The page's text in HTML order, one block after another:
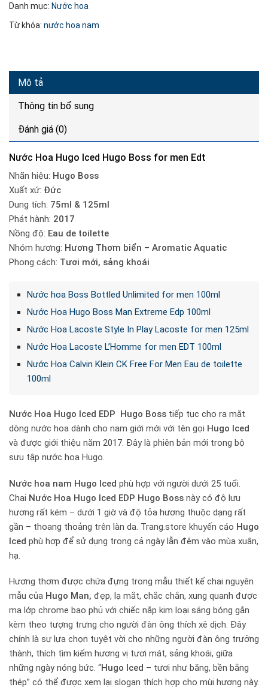
Danh mục: Nước hoa
Từ khóa: nước hoa nam
Mô tả
Thông tin bổ sung
Đánh giá (0)
Nước Hoa Hugo Iced Hugo Boss for men Edt
Nhãn hiệu: Hugo Boss
Xuất xứ: Đức
Dung tích: 75ml & 125ml
Phát hành: 2017
Nồng độ: Eau de toilette
Nhóm hương: Hương Thơm biển – Aromatic Aquatic
Phong cách: Tươi mới, sảng khoái
Nước hoa Boss Bottled Unlimited for men 100ml
Nước Hoa Hugo Boss Man Extreme Edp 100ml
Nước Hoa Lacoste Style In Play Lacoste for men 125ml
Nước Hoa Lacoste L’Homme for men EDT 100ml
Nước Hoa Calvin Klein CK Free For Men Eau de toilette
100ml
Nước Hoa Hugo Iced EDP Hugo Boss tiếp tục cho ra mắt
dòng nước hoa dành cho nam giới mới với tên gọi Hugo Iced
và được giới thiệu năm 2017. Đây là phiên bản mới trong bộ
sưu tập nước hoa Hugo.
Nước hoa nam Hugo Iced phù hợp với người dưới 25 tuổi.
Chai Nước Hoa Hugo Iced EDP Hugo Boss này có độ lưu
hương rất kém – dưới 1 giờ và độ tỏa hương thuộc dạng rất
gần – thoang thoảng trên làn da. Trang.store khuyến cáo Hugo
Iced phù hợp để sử dụng trong cả ngày lẫn đêm vào mùa xuân,
hạ.
Hương thơm được chứa đựng trong mẫu thiết kế chai nguyên
mẫu của Hugo Man, đẹp, lạ mắt, chắc chắn, xung quanh được
mạ lớp chrome bao phủ với chiếc nắp kim loại sáng bóng gắn
kèm theo tượng trưng cho người đàn ông thích xê dịch. Đây
chính là sự lựa chọn tuyệt vời cho những người đàn ông trưởng
thành, thích tìm kiếm hương vị tươi mát, sảng khoái, giữa
những ngày nóng bức. “Hugo Iced – tươi như băng, bền bằng
thép” có thể được xem lại slogan thích hợp cho mùi hương này.